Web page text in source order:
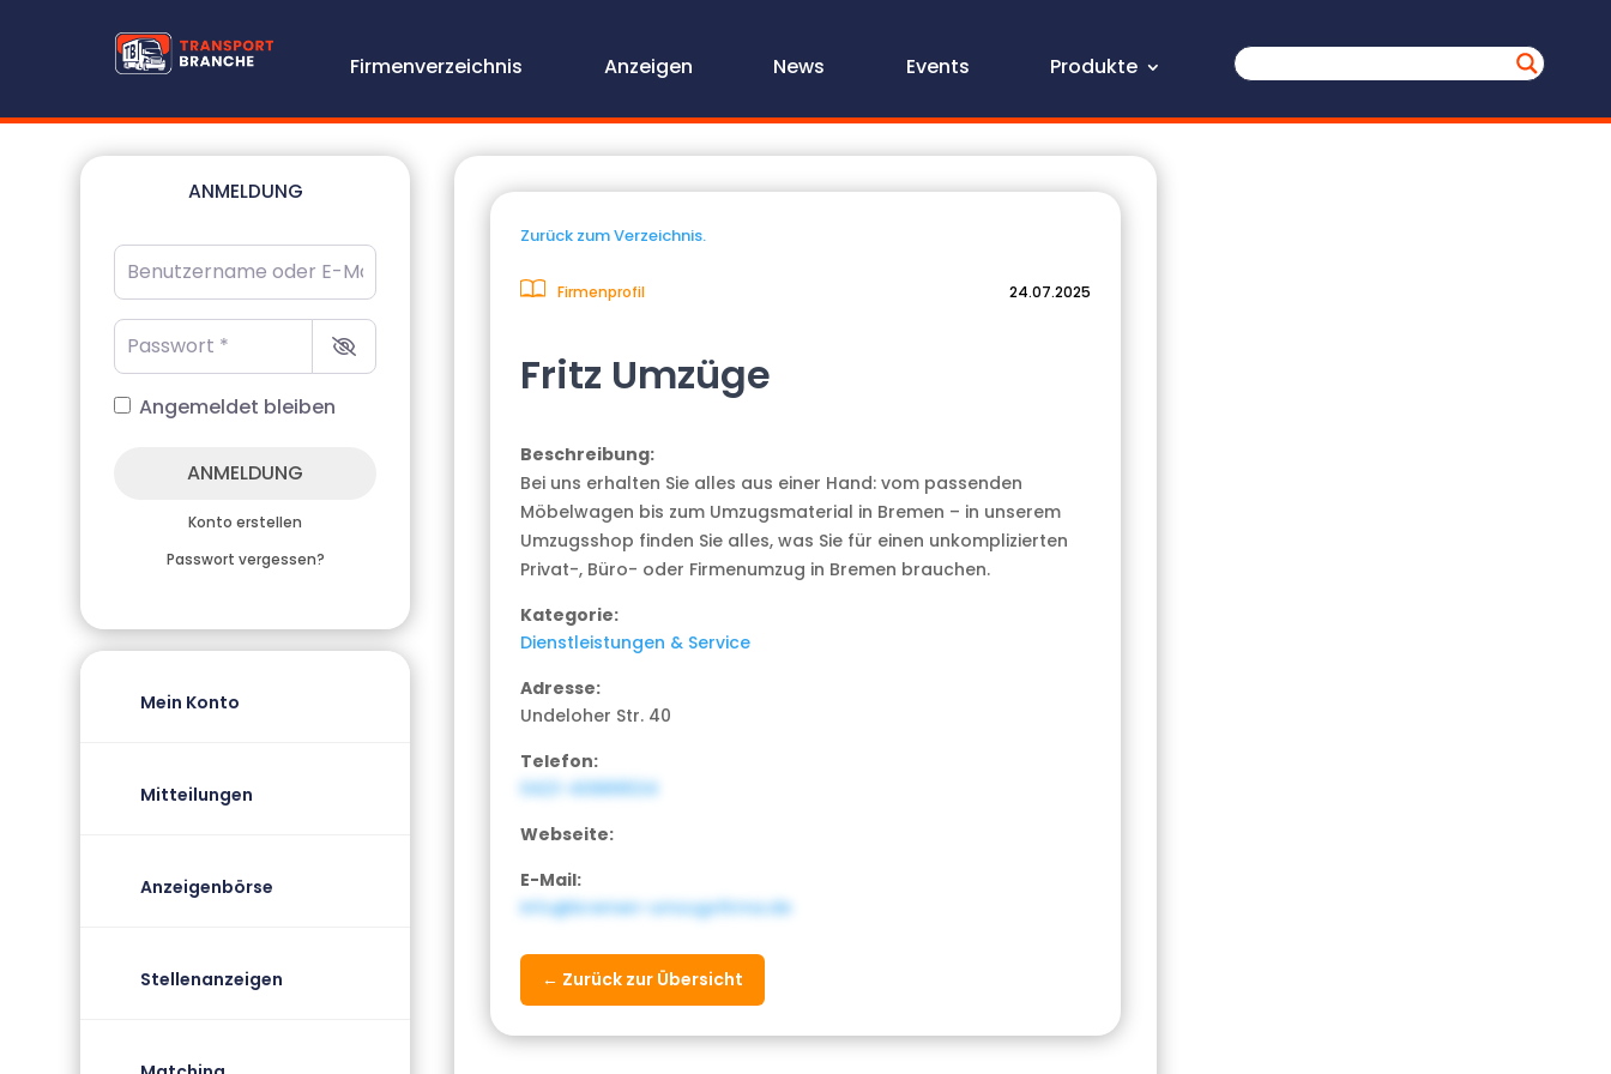
Firmenverzeichnis Anzeigen News Events Produkte
ANMELDUNG
Benutzername oder E-Mail-Adresse
Passwort
Angemeldet bleiben
ANMELDUNG
Konto erstellen
Passwort vergessen?
Mein Konto
Mitteilungen
Anzeigenbörse
Stellenanzeigen
Zurück zum Verzeichnis.
Firmenprofil 24.07.2025
Fritz Umzüge
Beschreibung:
Bei uns erhalten Sie alles aus einer Hand: vom passenden
Möbelwagen bis zum Umzugsmaterial in Bremen – in unserem
Umzugsshop finden Sie alles, was Sie für einen unkomplizierten
Privat-, Büro- oder Firmenumzug in Bremen brauchen.
Kategorie:
Dienstleistungen & Service
Adresse:
Undeloher Str. 40
Telefon:
0421-40889534
Webseite:
E-Mail:
info@bremen-umzugsfirma.de
← Zurück zur Übersicht